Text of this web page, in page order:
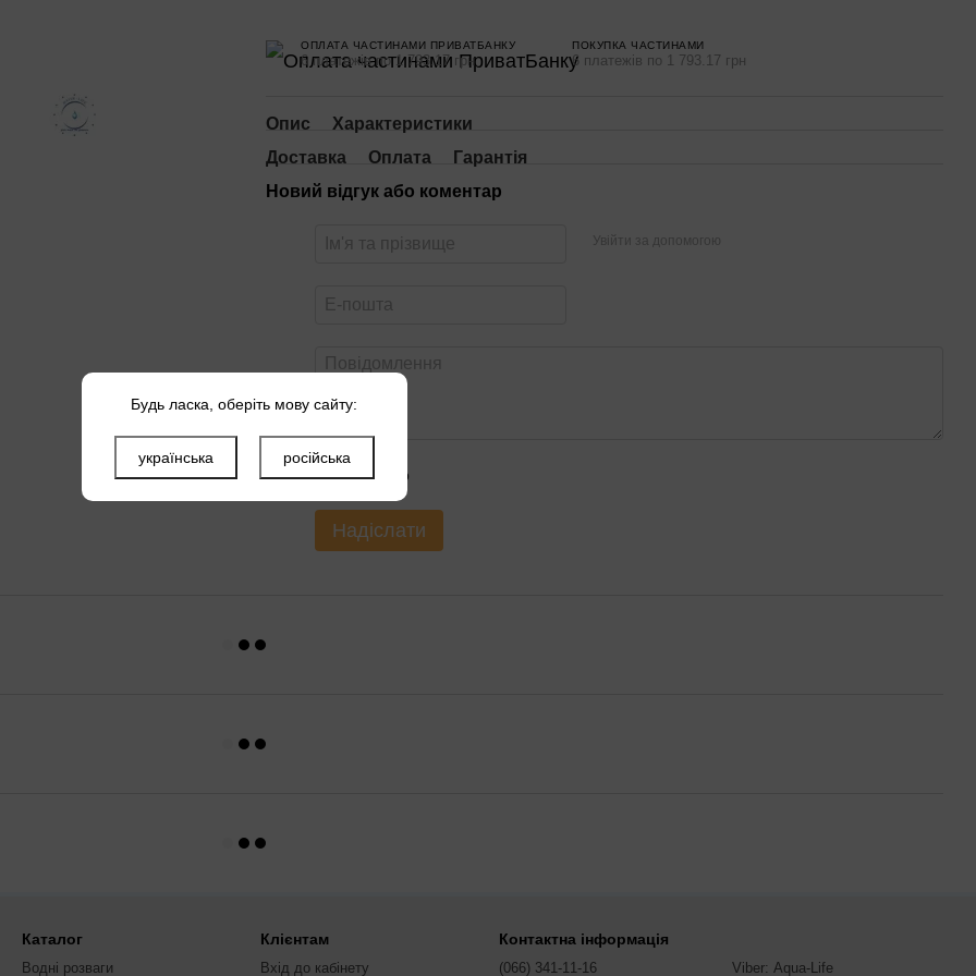
ОПЛАТА ЧАСТИНАМИ ПРИВАТБАНКУ
6 платежів по 1 793.17 грн
ПОКУПКА ЧАСТИНАМИ
6 платежів по 1 793.17 грн
Опис
Характеристики
Доставка
Оплата
Гарантія
Новий відгук або коментар
Увійти за допомогою
Оцініть товар
Надіслати
Каталог
Водні розваги
Клієнтам
Вхід до кабінету
Контактна інформація
(066) 341-11-16 Viber: Aqua-Life
Будь ласка, оберіть мову сайту:
українська російська